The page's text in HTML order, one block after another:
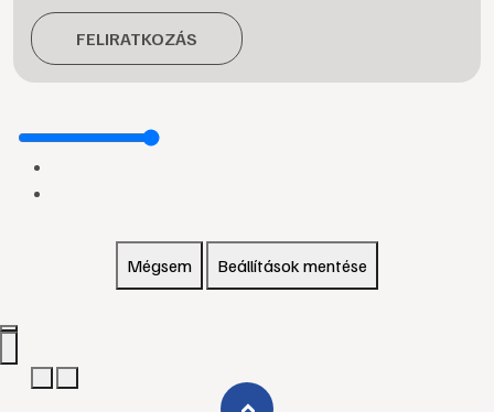
FELIRATKOZÁS
Mégsem Beállítások mentése